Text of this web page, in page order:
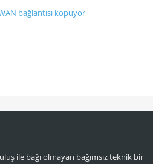
bağlantısı kopuyor
ile bağı olmayan bağımsız teknik bir